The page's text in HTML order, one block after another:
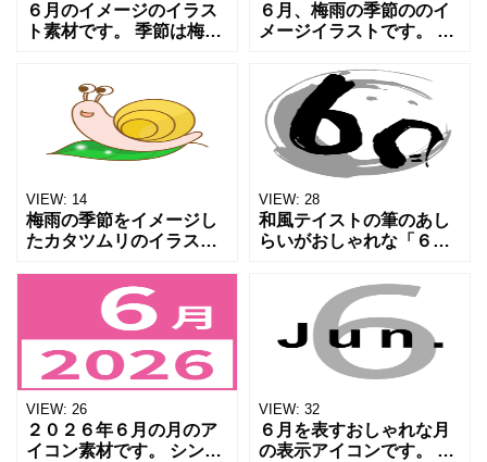
６月のイメージのイラス
ト素材です。 季節は梅
です。 緑の葉の上を仲良
く移動する様子です。 ワ
ンポイントイラストにご
６月、梅雨の季節ののイ
メージイラストです。 雨
わいいアジサイの花のイ
ラストです。 チラシやポ
スターなどワンポイント
イラストに ご利用いただ
VIEW: 14
梅雨の季節をイメージし
たカタツムリのイラスト
緑の葉の上に乗っかった
かわいいカタツムリの様
子です。 6月の掲示物の
ワンポイントイラストに
VIEW: 28
和風テイストの筆のあし
らいがおしゃれな「６
す。 シンプルなデザイン
の和のあしらいが特徴的
なデザインです。 和テイ
ストのチラシやwebにご
VIEW: 26
２０２６年６月の月のア
イコン素材です。 シンプ
VIEW: 32
６月を表すおしゃれな月
の表示アイコンです。 カ